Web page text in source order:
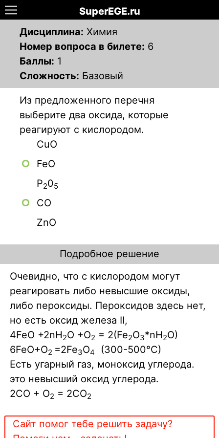
SuperEGE.ru
Дисциплина: Химия
Номер вопроса в билете: 6
Баллы: 1
Сложность: Базовый
Из предложенного перечня
выберите два оксида, которые
реагируют с кислородом.
CuO
FeO
Р205
СО
ZnO
Подробное решение
Очевидно, что с кислородом могут
реагировать либо невысшие оксиды,
либо пероксиды. Пероксидов здесь нет,
но есть оксид железа II,
4FeO +2nH2O +O2 = 2(Fe2O3*nH2O)
6FeO+O2 =2Fe3O4
(300-500°C)
Есть угарный газ, моноксид углерода.
это невысший оксид углерода.
2CO + O2 = 2CO2
Сайт помог тебе решить задачу?